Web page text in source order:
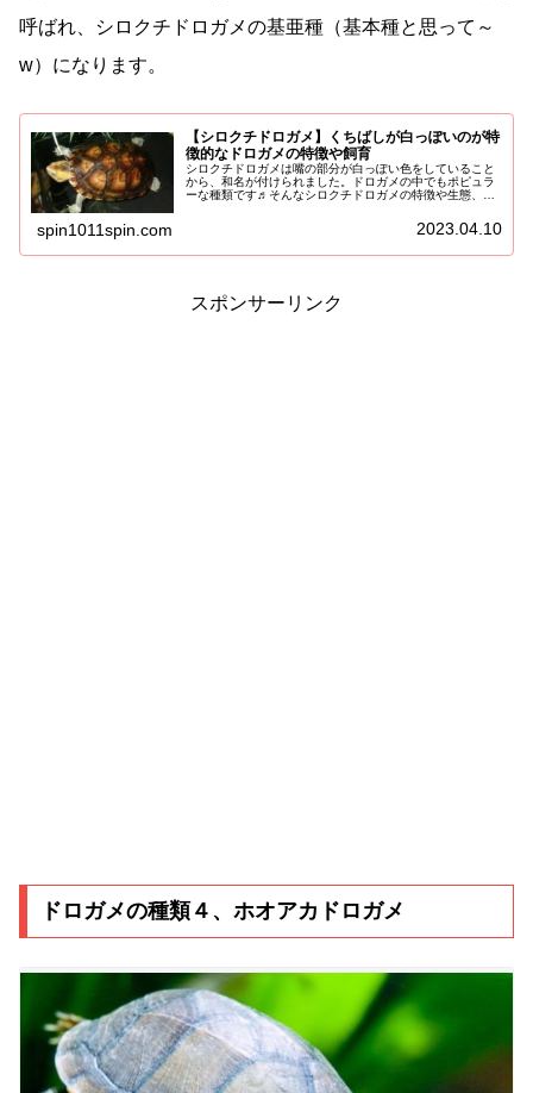
呼ばれ、シロクチドロガメの基亜種（基本種と思って～
w）になります。
【シロクチドロガメ】くちばしが白っぽいのが特
徴的なドロガメの特徴や飼育
シロクチドロガメは嘴の部分が白っぽい色をしていること
から、和名が付けられました。ドロガメの中でもポピュラ
ーな種類です♬そんなシロクチドロガメの特徴や生態、飼
spin1011spin.com 2023.04.10
スポンサーリンク
ドロガメの種類４、ホオアカドロガメ